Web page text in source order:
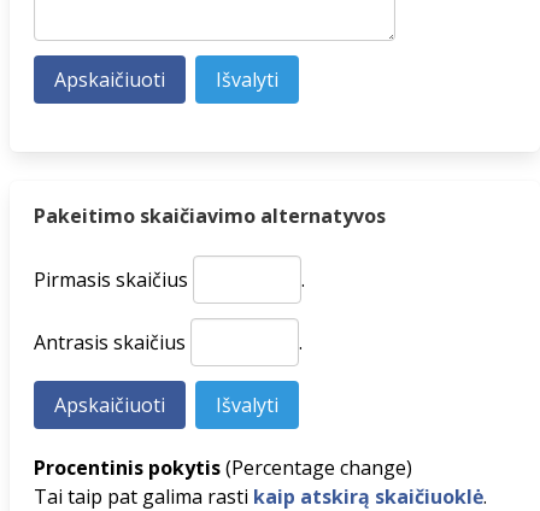
Pakeitimo skaičiavimo alternatyvos
Pirmasis skaičius .
Antrasis skaičius .
Procentinis pokytis(Percentage change)
Tai taip pat galima rasti kaip atskirą skaičiuoklė.